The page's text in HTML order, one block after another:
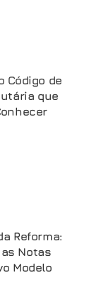
Código de
que
Reforma:
Notas
Modelo